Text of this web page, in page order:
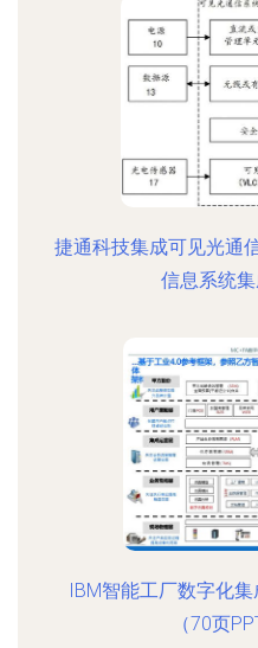
捷通科技集成可见光通
信息系统
IBM智能工厂数字化
（70页